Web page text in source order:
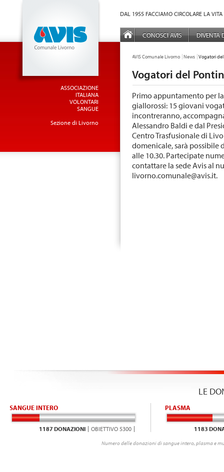
ASSOCIAZIONE
ITALIANA
VOLONTARI
SANGUE
Sezione di Livorno
DAL 1955 FACCIAMO CIRCOLARE LA
MENÙ PRINCIPALE
CONOSCI AVIS DIVENTA
TU SEI QUI:
AVIS Comunale Livorno News Vogatori
Vogatori del
Primo appuntamento per
giallorossi: 15 giovani
incontreranno,
Alessandro Baldi e dal
Centro Trasfusionale di
domenicale, sarà possibile
alle 10.30. Partecipate
contattare la sede Avis al
Iivorno.comunale@avis.it.
LE
SANGUE INTERO
1187 DONAZIONI OBIETTIVO 5300
PLASMA
1183
Numero delle donazioni di sangue intero, plasma e